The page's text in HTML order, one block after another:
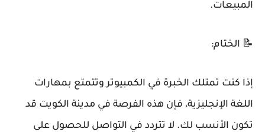
المبيعات.
📝 الختام:
إذا كنت تمتلك الخبرة في الكمبيوتر وتتمتع بمهارات
اللغة الإنجليزية، فإن هذه الفرصة في مدينة الكويت قد
تكون الأنسب لك. لا تتردد في التواصل للحصول على